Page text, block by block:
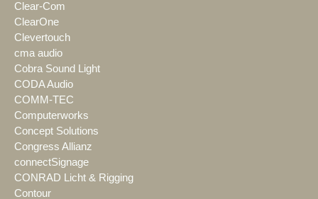
Clear-Com
ClearOne
Clevertouch
cma audio
Cobra Sound Light
CODA Audio
COMM-TEC
Computerworks
Concept Solutions
Congress Allianz
connectSignage
CONRAD Licht & Rigging
Contour